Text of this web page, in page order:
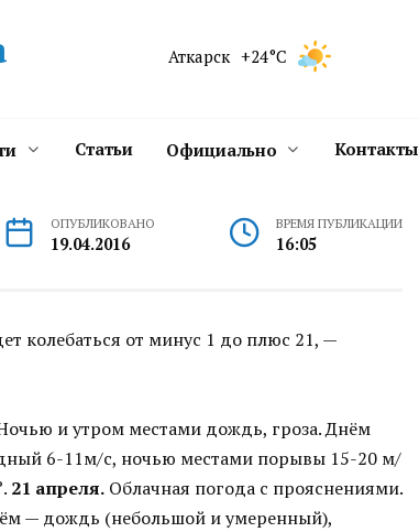
Аткарск +24°C
Статьи Официально Контакты
ОПУБЛИКОВАНО
19.04.2016
ВРЕМЯ ПУБЛИКАЦИИ
16:05
колебаться от минус 1 до плюс 21, —
и утром местами дождь, гроза. Днём
6-11м/с, ночью местами порывы 15-20 м/
21 апреля. Облачная погода с прояснениями.
— дождь (небольшой и умеренный),